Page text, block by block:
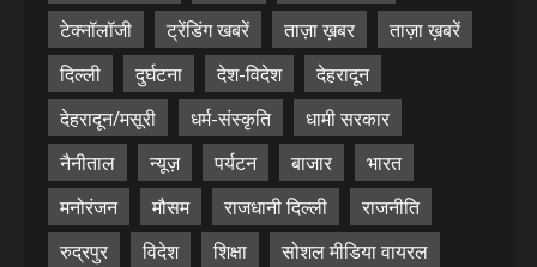
टेक्नॉलॉजी
ट्रेंडिंग खबरें ताज़ा ख़बर
ताज़ा ख़बरें
दिल्ली
दुर्घटना देश-विदेश
देहरादून
देहरादून/मसूरी
धर्म-संस्कृति
धामी सरकार
नैनीताल
न्यूज़ पर्यटन बाजार
भारत
मनोरंजन
मौसम राजधानी दिल्ली
राजनीति
रुद्रपुर
विदेश शिक्षा
सोशल मीडिया वायरल